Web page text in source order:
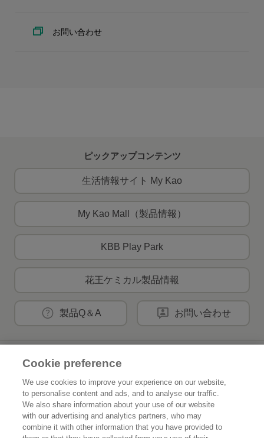
お問い合わせ
ピックアップコンテンツ
生活情報サイト My Kao
My Kao Mall（製品情報）
KBB Play Park
花王ケミカル製品情報
製品Q＆A お問い合わせ
花王公式SNSアカウント
Home 花王について
Cookie preference
We use cookies to improve your experience on our website,
to personalise content and ads, and to analyse our traffic.
We also share information about your use of our website
with our advertising and analytics partners, who may
combine it with other information that you have provided to